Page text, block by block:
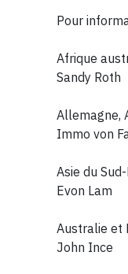
Pour
Afrique
Sandy Roth
Allemagne,
Immo von
Asie du
Evon Lam
Australie et
John Ince